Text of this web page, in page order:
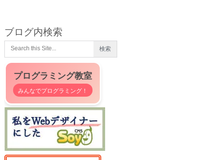
ブログ内検索
プログラミング教室
みんなでプログラミング！